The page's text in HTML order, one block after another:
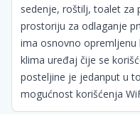
sedenje, roštilj, toalet za
prostoriju za odlaganje
ima osnovno opremljenu
klima uređaj čije se
posteljine je jedanput u
mogućnost korišćenja